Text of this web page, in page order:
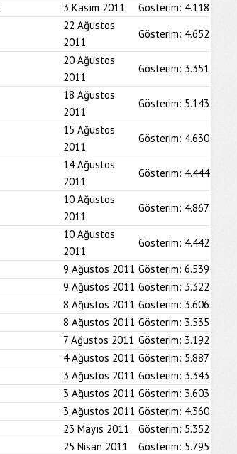
3 Kasım 2011 Gösterim: 4.118
22 Ağustos
2011
Gösterim: 4.652
20 Ağustos
2011
Gösterim: 3.351
18 Ağustos
2011
Gösterim: 5.143
15 Ağustos
2011
Gösterim: 4.630
14 Ağustos
2011
Gösterim: 4.444
10 Ağustos
2011
Gösterim: 4.867
10 Ağustos
2011
Gösterim: 4.442
9 Ağustos 2011 Gösterim: 6.539
9 Ağustos 2011 Gösterim: 3.322
8 Ağustos 2011 Gösterim: 3.606
8 Ağustos 2011 Gösterim: 3.535
7 Ağustos 2011 Gösterim: 3.192
4 Ağustos 2011 Gösterim: 5.887
3 Ağustos 2011 Gösterim: 3.343
3 Ağustos 2011 Gösterim: 3.603
3 Ağustos 2011 Gösterim: 4.360
23 Mayıs 2011 Gösterim: 5.352
25 Nisan 2011 Gösterim: 5.795